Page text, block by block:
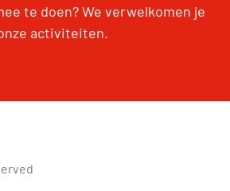
te doen? We verwelkomen je
activiteiten.